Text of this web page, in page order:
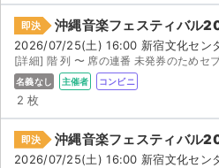
サイト情報
即決 沖縄音楽フェスティバル
2026/07/25(土) 16:00 新宿文化セン
名義なし 主催者 コンビニ
2 枚
即決 沖縄音楽フェスティバル
2026/07/25(土) 16:00 新宿文化セン